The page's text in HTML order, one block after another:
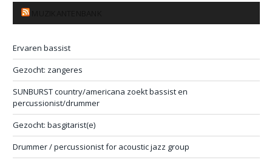
Ervaren bassist
Gezocht: zangeres
SUNBURST country/americana zoekt bassist en
percussionist/drummer
Gezocht: basgitarist(e)
Drummer / percussionist for acoustic jazz group